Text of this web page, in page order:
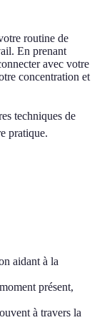
routine de
En prenant
avec votre
concentration et
techniques de
pratique.
aidant à la
présent,
à travers la